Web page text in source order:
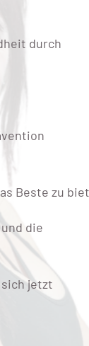
durch
Beste zu
die
jetzt